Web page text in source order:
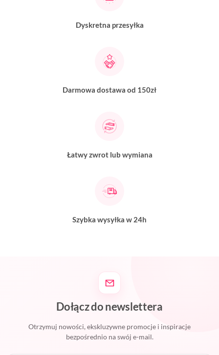
Dyskretna przesyłka
Darmowa dostawa od 150zł
Łatwy zwrot lub wymiana
Szybka wysyłka w 24h
Dołącz do newslettera
Otrzymuj nowości, ekskluzywne promocje i inspiracje
bezpośrednio na swój e-mail.